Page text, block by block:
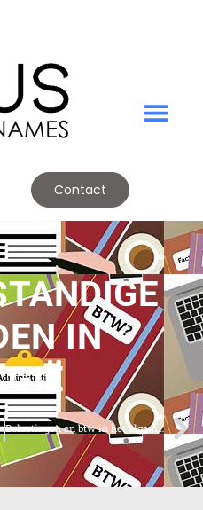
Contact
IN
Belastingen en btw in het algemeen,